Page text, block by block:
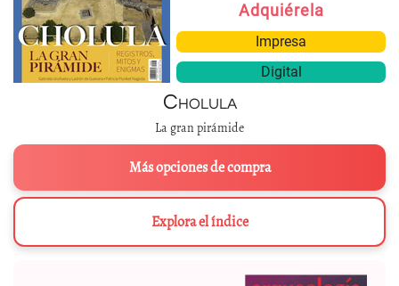
Adquiérela
Impresa
Digital
Cholula
La gran pirámide
Más opciones de compra
Explora el índice